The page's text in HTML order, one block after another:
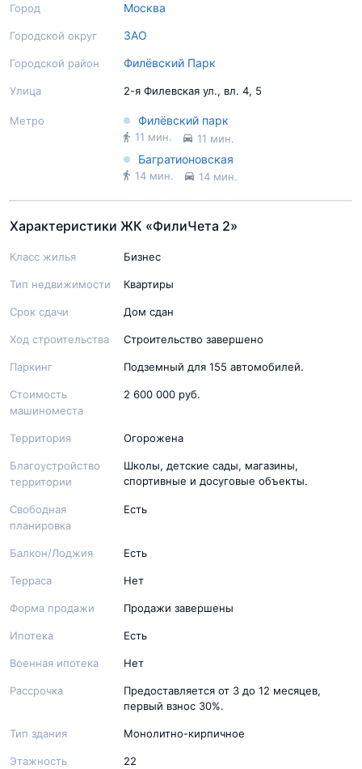
Город Москва
Городской округ ЗАО
Городской район Филёвский Парк
Улица 2-я Филевская ул., вл. 4, 5
Метро Филёвский парк
11 мин. 11 мин.
Багратионовская
14 мин. 14 мин.
Характеристики ЖК «ФилиЧета 2»
Класс жилья Бизнес
Тип недвижимости Квартиры
Срок сдачи Дом сдан
Ход строительства Строительство завершено
Паркинг Подземный для 155 автомобилей.
Стоимость
машиноместа
2 600 000 руб.
Территория Огорожена
Благоустройство
территории
Школы, детские сады, магазины,
спортивные и досуговые объекты.
Свободная
планировка
Есть
Балкон/Лоджия Есть
Терраса Нет
Форма продажи Продажи завершены
Ипотека Есть
Военная ипотека Нет
Рассрочка
Предоставляется от 3 до 12 месяцев,
первый взнос 30%.
Тип здания Монолитно-кирпичное
Этажность 22